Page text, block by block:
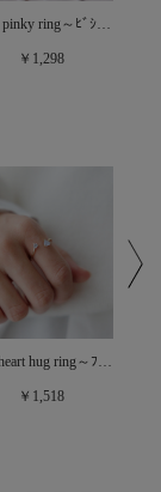
bijou pinky ring～ﾋﾞｼﾞｭｰﾋﾟﾝｷｰﾘﾝｸﾞ
￥1,298
blue heart hug ring～ﾌﾞﾙｰﾊｰﾄﾊｸﾞﾘﾝｸﾞ
￥1,518